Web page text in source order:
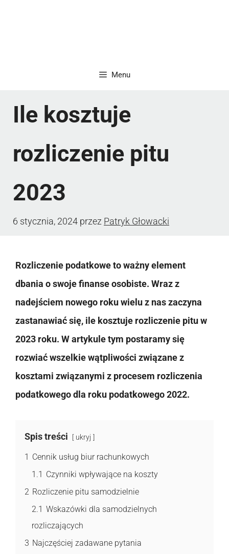
Menu
Ile kosztuje
rozliczenie pitu
2023
6 stycznia, 2024 przez Patryk Głowacki
Rozliczenie podatkowe to ważny element
dbania o swoje finanse osobiste. Wraz z
nadejściem nowego roku wielu z nas zaczyna
zastanawiać się, ile kosztuje rozliczenie pitu w
2023 roku. W artykule tym postaramy się
rozwiać wszelkie wątpliwości związane z
kosztami związanymi z procesem rozliczenia
podatkowego dla roku podatkowego 2022.
Spis treści ukryj
1 Cennik usług biur rachunkowych
1.1 Czynniki wpływające na koszty
2 Rozliczenie pitu samodzielnie
2.1 Wskazówki dla samodzielnych
rozliczających
3 Najczęściej zadawane pytania